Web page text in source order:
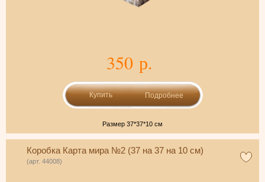
350 р.
Подробнее
Размер 37*37*10 см
Коробка Карта мира №2 (37 на 37 на 10 см)
(арт. 44008)